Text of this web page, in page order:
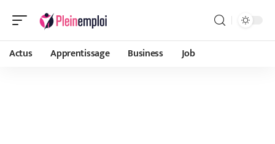
Actus Apprentissage Business Job